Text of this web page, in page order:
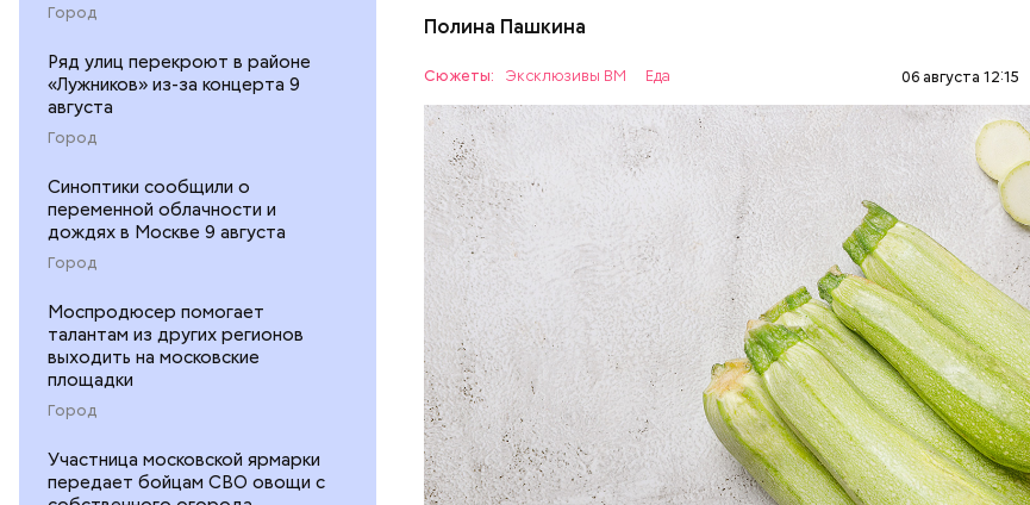
Город
Ряд улиц перекроют в районе
«Лужников» из-за концерта 9
августа
Город
Синоптики сообщили о
переменной облачности и
дождях в Москве 9 августа
Город
Моспродюсер помогает
талантам из других регионов
выходить на московские
площадки
Город
Участница московской ярмарки
передает бойцам СВО овощи с
Полина Пашкина
Сюжеты: Эксклюзивы ВМ Еда 06 августа 12:15
Ингредиенты:
ЕДА ОВОЩИ РЕЦЕПТЫ
кремний — укрепляет кости, зубы, волосы и ногти и
омолаживающее действие;
витамин С — работает как антиоксидант,
помогает выработке соединительной ткани,
— В момент стресса он держит сосуды под контролем и
контролирует более 300 реакций нашего организма.
положительно влияет на нервную систему, успокаивает,
предотвращает спазмы, — пояснила Соломатина.